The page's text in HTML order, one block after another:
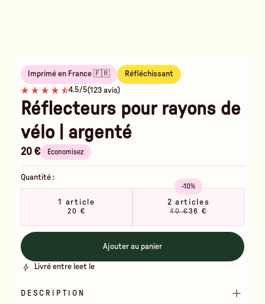
4.5/5(123 avis)
Imprimé en France 🇫🇷 Réfléchissant
Réflecteurs pour rayons de
vélo | argenté
20 € Économisez
Quantité :
1 article
20 €
-10%
2 articles
40 €36 €
Ajouter au panier
Livré entre leet le
DESCRIPTION